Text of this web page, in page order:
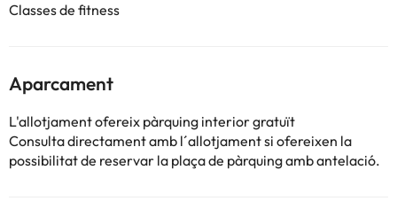
Classes de fitness
Aparcament
L'allotjament ofereix pàrquing interior gratuït
Consulta directament amb l´allotjament si ofereixen la
possibilitat de reservar la plaça de pàrquing amb antelació.